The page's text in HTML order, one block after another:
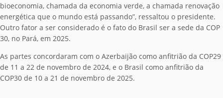
bioeconomia, chamada da economia verde, a chamada renovação
energética que o mundo está passando”, ressaltou o presidente.
Outro fator a ser considerado é o fato do Brasil ser a sede da COP
30, no Pará, em 2025.
As partes concordaram com o Azerbaijão como anfitrião da COP29
de 11 a 22 de novembro de 2024, e o Brasil como anfitrião da
COP30 de 10 a 21 de novembro de 2025.